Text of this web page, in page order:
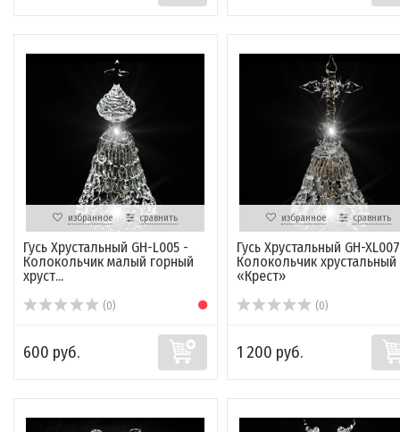
избранное сравнить
Гусь Хрустальный GH-L005 -
Колокольчик малый горный
хруст...
(0)
600 руб.
избранное сравнить
Гусь Хрустальный GH-
Колокольчик хрустальный
«Крест»
(0)
1 200 руб.